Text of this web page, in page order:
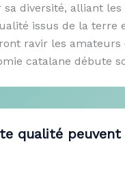
diversité, alliant
issus de la terre
ravir les amateurs
catalane débute
qualité peuvent